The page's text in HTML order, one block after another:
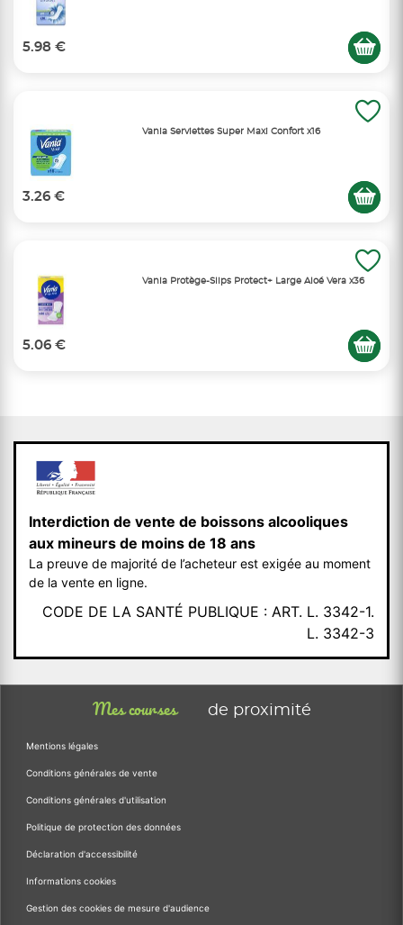
5.98 €
Vania Serviettes Super Maxi Confort x16
3.26 €
Vania Protège-Slips Protect+ Large Aloé Vera x36
5.06 €
Interdiction de vente de boissons alcooliques
aux mineurs de moins de 18 ans
La preuve de majorité de l’acheteur est exigée au moment
de la vente en ligne.
CODE DE LA SANTÉ PUBLIQUE : ART. L. 3342-1.
L. 3342-3
Mes courses de proximité
Mentions légales
Conditions générales de vente
Conditions générales d'utilisation
Politique de protection des données
Déclaration d'accessibilité
Informations cookies
Gestion des cookies de mesure d'audience